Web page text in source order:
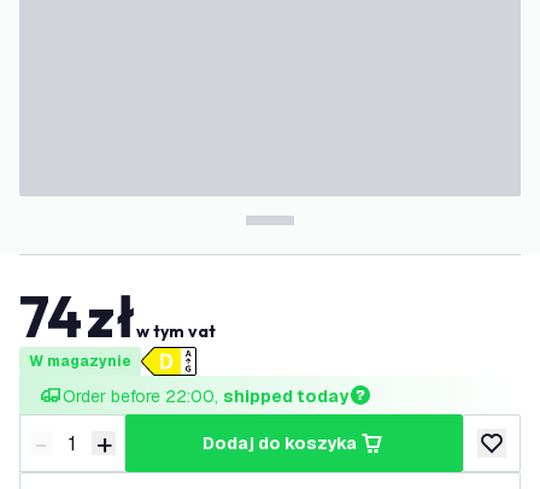
74złw tym vat
W magazynie
Order before 22:00, shipped today
Zmniejsz ilość
- Zwiększ ilość
+ dodaj do koszyka
dodaj